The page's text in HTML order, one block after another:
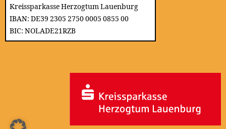
Kreissparkasse Herzogtum Lauenburg
IBAN: DE39 2305 2750 0005 0855 00
BIC: NOLADE21RZB